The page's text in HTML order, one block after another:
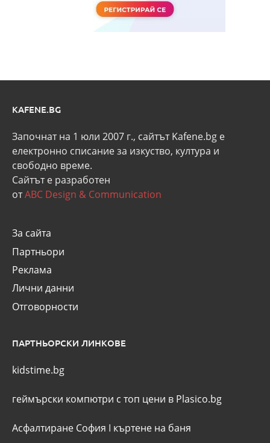
KAFENE.BG
Започнат на 1 юли 2007 г., сайтът Kafene.bg e
eлектронно списание за изкуство, култура и
свободно време.
Сайтът е разработен
отABC Design & Communication
За сайта
Партньори
Реклама
Лични данни
Отговорности
ПАРТНЬОРСКИ ЛИНКОВЕ
kidstime.bg
геймърски компютри с топ цени в Plasico.bg
Асфалтиране София I къртене на баня